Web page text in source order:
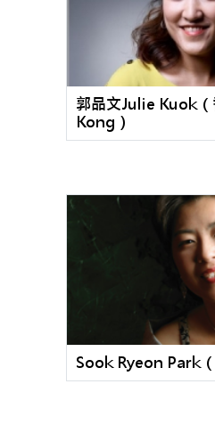
郭品文Julie Kuok
Kong）
Sook Ryeon Park